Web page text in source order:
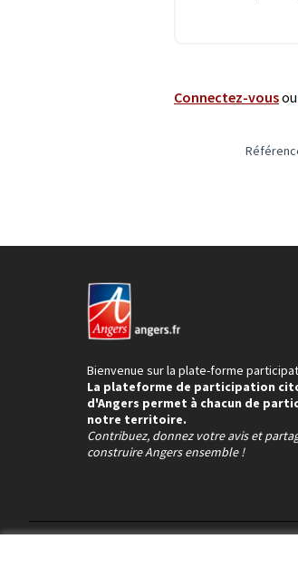
Connectez-vousou
Bienvenue sur la plate-forme
La plateforme de participation
d'Angers permet à chacun de
notre territoire.
Contribuez, donnez votre avis et
construire Angers ensemble !